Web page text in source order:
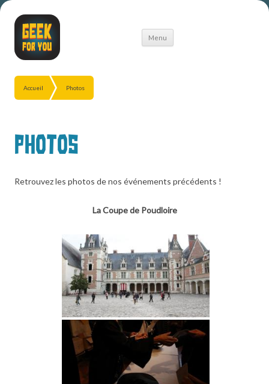
Menu
Aller
Accueil Photos
Photos
Retrouvez les photos de nos événements précédents !
La Coupe de Poudloire